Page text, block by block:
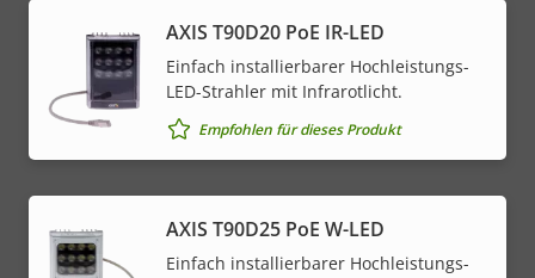
AXIS T90D20 PoE IR-LED
Einfach installierbarer Hochleistungs-
LED-Strahler mit Infrarotlicht.
Empfohlen für dieses Produkt
AXIS T90D25 PoE W-LED
Einfach installierbarer Hochleistungs-